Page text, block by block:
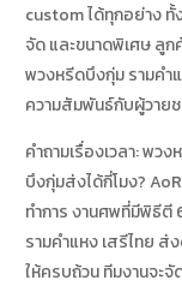
custom ได้ทุกอย่าง
จัด และขนาดพิเศษ ลูก
พวงหรีดบึงกุ่ม รามคำ
ความสัมพันธ์กับผู้วาย
คำถามเรื่องเวลา: พว
บึงกุ่มส่งได้กี่โมง?
ทำการ งานศพที่มีพิธีตี
รามคำแหง เสรีไทย ส่
ให้ครบถ้วน ทีมงานจะจั